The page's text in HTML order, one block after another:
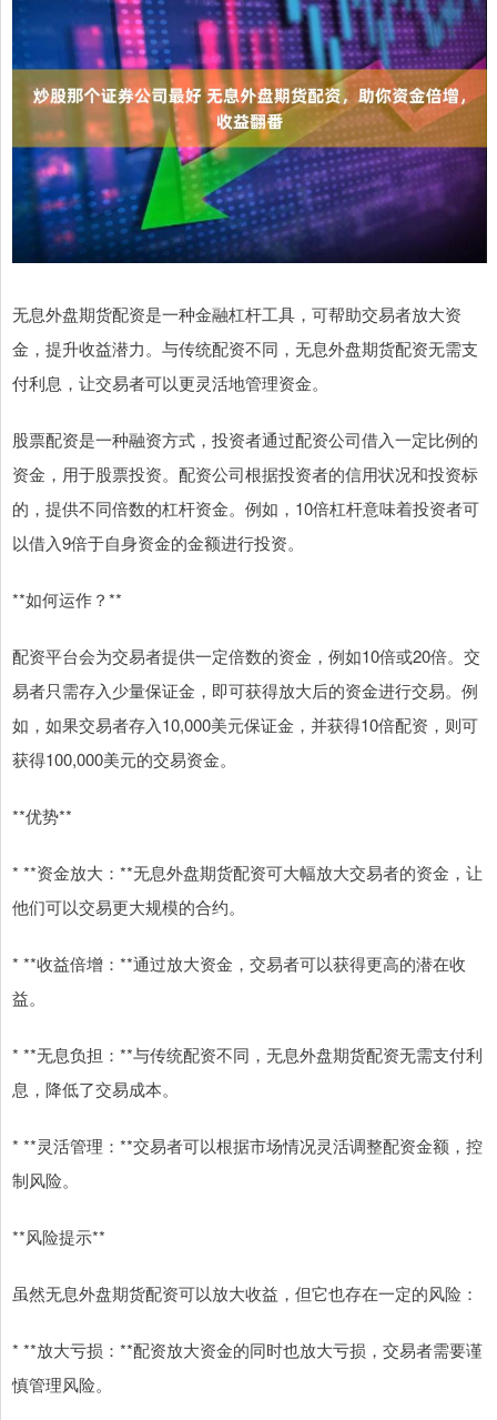
无息外盘期货配资是一种金融杠杆工具，可帮助交易者放大资
金，提升收益潜力。与传统配资不同，无息外盘期货配资无需支
付利息，让交易者可以更灵活地管理资金。
股票配资是一种融资方式，投资者通过配资公司借入一定比例的
资金，用于股票投资。配资公司根据投资者的信用状况和投资标
的，提供不同倍数的杠杆资金。例如，10倍杠杆意味着投资者可
以借入9倍于自身资金的金额进行投资。
**如何运作？**
配资平台会为交易者提供一定倍数的资金，例如10倍或20倍。交
易者只需存入少量保证金，即可获得放大后的资金进行交易。例
如，如果交易者存入10,000美元保证金，并获得10倍配资，则可
获得100,000美元的交易资金。
**优势**
* **资金放大：**无息外盘期货配资可大幅放大交易者的资金，让
他们可以交易更大规模的合约。
* **收益倍增：**通过放大资金，交易者可以获得更高的潜在收
益。
* **无息负担：**与传统配资不同，无息外盘期货配资无需支付利
息，降低了交易成本。
* **灵活管理：**交易者可以根据市场情况灵活调整配资金额，控
制风险。
**风险提示**
虽然无息外盘期货配资可以放大收益，但它也存在一定的风险：
* **放大亏损：**配资放大资金的同时也放大亏损，交易者需要谨
慎管理风险。